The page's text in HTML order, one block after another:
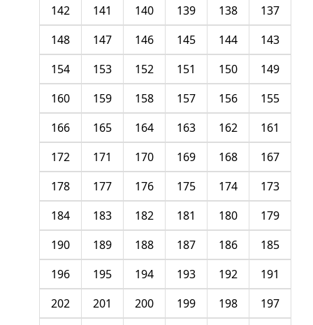
137
138
139
140
141
142
143
144
145
146
147
148
149
150
151
152
153
154
155
156
157
158
159
160
161
162
163
164
165
166
167
168
169
170
171
172
173
174
175
176
177
178
179
180
181
182
183
184
185
186
187
188
189
190
191
192
193
194
195
196
197
198
199
200
201
202